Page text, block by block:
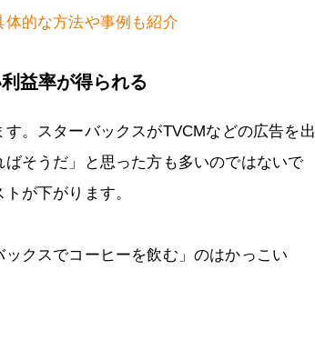
的な方法や事例も紹介
益率が得られる
。スターバックスがTVCMなどの広告を出
そうだ」と思った方も多いのではないで
が下がります。
クスでコーヒーを飲む」のはかっこい